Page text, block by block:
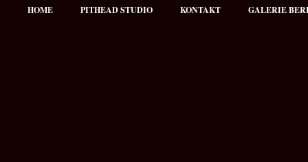
HOME PITHEAD STUDIO KONTAKT GALERIE